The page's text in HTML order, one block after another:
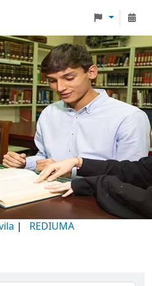
Monteávila
| REDIUMA